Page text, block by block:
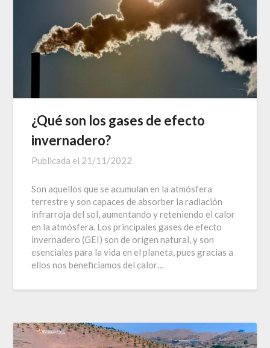
¿Qué son los gases de efecto
invernadero?
Publicada el 21/11/2022
Son aquellos que se acumulan en la atmósfera
terrestre y son capaces de absorber la radiación
infrarroja del sol, aumentando y reteniendo el calor
en la atmósfera. Los principales gases de efecto
invernadero (GEI) son de origen natural, y son
esenciales para la vida en el planeta, pues gracias a
ellos nos beneficiamos del calor…